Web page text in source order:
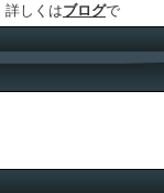
詳しくはブログで